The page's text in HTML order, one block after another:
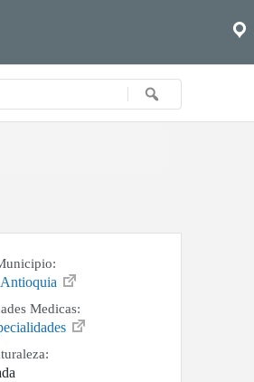
Medicas: